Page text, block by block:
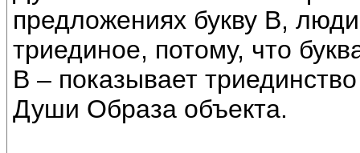
предложениях букву В,
триединое, потому, что
В – показывает
Души Образа объекта.